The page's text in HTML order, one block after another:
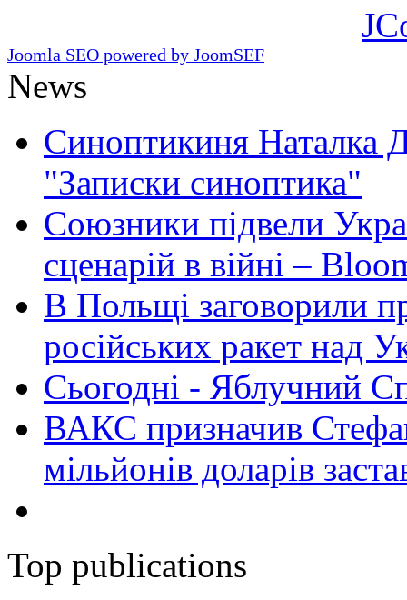
Joomla SEO powered by JoomSEF
News
Синоптикиня Наталка
"Записки синоптика"
Союзники підвели
сценарій в війні –
В Польщі заговорили
російських ракет над
Сьогодні - Яблучний
ВАКС призначив
мільйонів доларів
Top publications